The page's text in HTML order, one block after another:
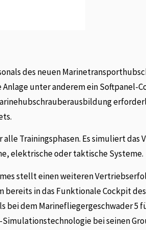
des neuen
unter anderem ein Softpanel-
Trainingsphasen. Es simuliert das
elektrische oder taktische Systeme.
stellt einen weiteren
bereits in das Funktionale Cockpit des
bei dem Marinefliegergeschwader 5
bei seinen